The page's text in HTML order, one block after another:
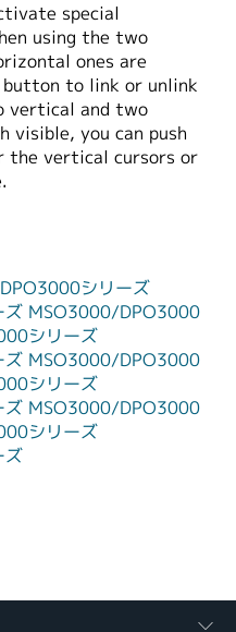
special
using the two
ones are
to link or unlink
vertical and two
visible, you can push
the vertical cursors or
シリーズ
ズ MSO3000/DPO3000
シリーズ
ズ MSO3000/DPO3000
シリーズ
ズ MSO3000/DPO3000
シリーズ
ズ